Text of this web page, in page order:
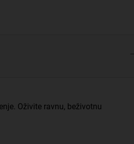
Oživite ravnu, beživotnu